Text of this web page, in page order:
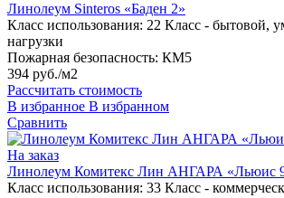
Линолеум Sinteros «Баден 2»
Класс использования: 22 Класс - бытовой,
нагрузки
Пожарная безопасность: КМ5
394 руб./м2
Рассчитать стоимость
В избранное В избранном
Сравнить
На заказ
Линолеум Комитекс Лин АНГАРА «Льюис
Класс использования: 33 Класс -